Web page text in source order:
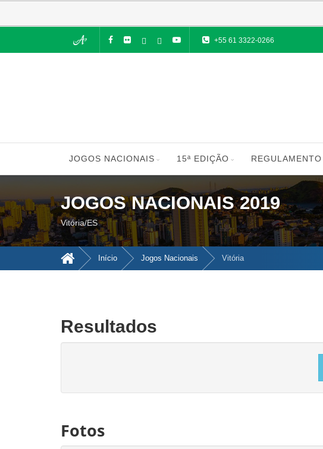
+55 61 3322-0266
JOGOS NACIONAIS 15ª EDIÇÃO REGULAMENTO
JOGOS NACIONAIS 2019
Vitória/ES
Início Jogos Nacionais Vitória
Resultados
Fotos